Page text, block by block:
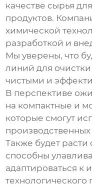
качестве сырья
продуктов.
химической
разработкой и
Мы уверены, что
линий для
чистыми и
В перспективе
на компактные и
которые смогут
Также будет
способны
адаптироваться